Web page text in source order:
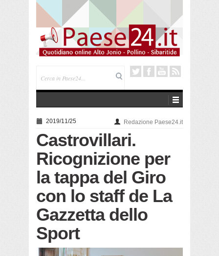
Saracena. Presentato “America”, il romanzo di Luigi
Pandolfi che racconta l’emigrazione
2019/11/25 Redazione Paese24.it
Castrovillari.
Ricognizione per
la tappa del Giro
con lo staff de La
Gazzetta dello
Sport